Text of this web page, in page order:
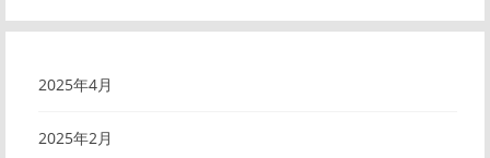
2025年4月
2025年2月